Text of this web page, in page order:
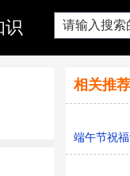
识
相关推荐
端午节祝